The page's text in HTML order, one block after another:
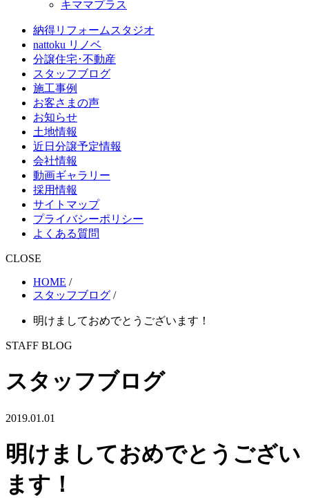
キママプラス
納得リフォームスタジオ
nattoku リノベ
分譲住宅･不動産
スタッフブログ
施工事例
お客さまの声
お知らせ
土地情報
近日分譲予定情報
会社情報
動画ギャラリー
採用情報
サイトマップ
プライバシーポリシー
よくある質問
CLOSE
HOME /
スタッフブログ /
明けましておめでとうございます！
STAFF BLOG
スタッフブログ
2019.01.01
明けましておめでとうござい
ます！